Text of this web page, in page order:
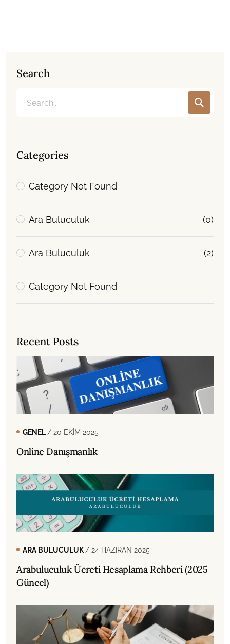
Search
Categories
Category Not Found
Ara Buluculuk (0)
Ara Buluculuk (2)
Category Not Found
Recent Posts
GENEL / 20 EKIM 2025
Online Danışmanlık
ARA BULUCULUK / 24 HAZIRAN 2025
Arabuluculuk Ücreti Hesaplama Rehberi (2025
Güncel)